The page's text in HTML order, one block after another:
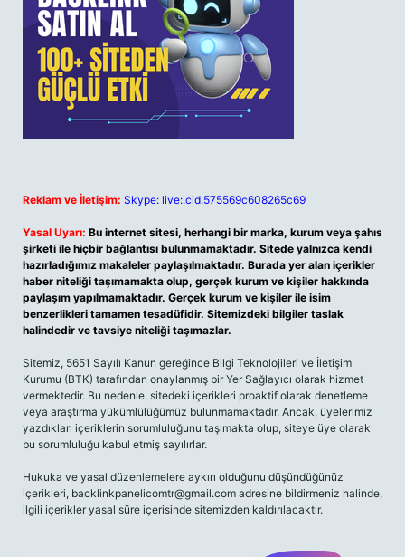
Reklam ve İletişim: Skype: live:.cid.575569c608265c69
Yasal Uyarı: Bu internet sitesi, herhangi bir marka, kurum veya şahıs
şirketi ile hiçbir bağlantısı bulunmamaktadır. Sitede yalnızca kendi
hazırladığımız makaleler paylaşılmaktadır. Burada yer alan içerikler
haber niteliği taşımamakta olup, gerçek kurum ve kişiler hakkında
paylaşım yapılmamaktadır. Gerçek kurum ve kişiler ile isim
benzerlikleri tamamen tesadüfidir. Sitemizdeki bilgiler taslak
halindedir ve tavsiye niteliği taşımazlar.
Sitemiz, 5651 Sayılı Kanun gereğince Bilgi Teknolojileri ve İletişim
Kurumu (BTK) tarafından onaylanmış bir Yer Sağlayıcı olarak hizmet
vermektedir. Bu nedenle, sitedeki içerikleri proaktif olarak denetleme
veya araştırma yükümlülüğümüz bulunmamaktadır. Ancak, üyelerimiz
yazdıkları içeriklerin sorumluluğunu taşımakta olup, siteye üye olarak
bu sorumluluğu kabul etmiş sayılırlar.
Hukuka ve yasal düzenlemelere aykırı olduğunu düşündüğünüz
içerikleri, backlinkpanelicomtr@gmail.com adresine bildirmeniz halinde,
ilgili içerikler yasal süre içerisinde sitemizden kaldırılacaktır.